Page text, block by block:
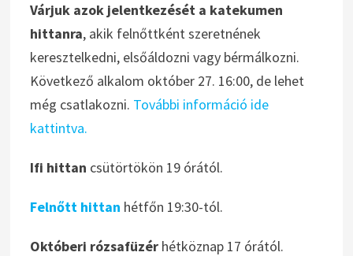
Várjuk azok jelentkezését a katekumen
hittanra, akik felnőttként szeretnének
keresztelkedni, elsőáldozni vagy bérmálkozni.
Következő alkalom október 27. 16:00, de lehet
még csatlakozni. További információ ide
kattintva.
Ifi hittan csütörtökön 19 órától.
Felnőtt hittan hétfőn 19:30-tól.
Októberi rózsafüzérhétköznap 17 órától.